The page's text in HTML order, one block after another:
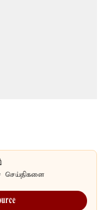
செய்திகளை